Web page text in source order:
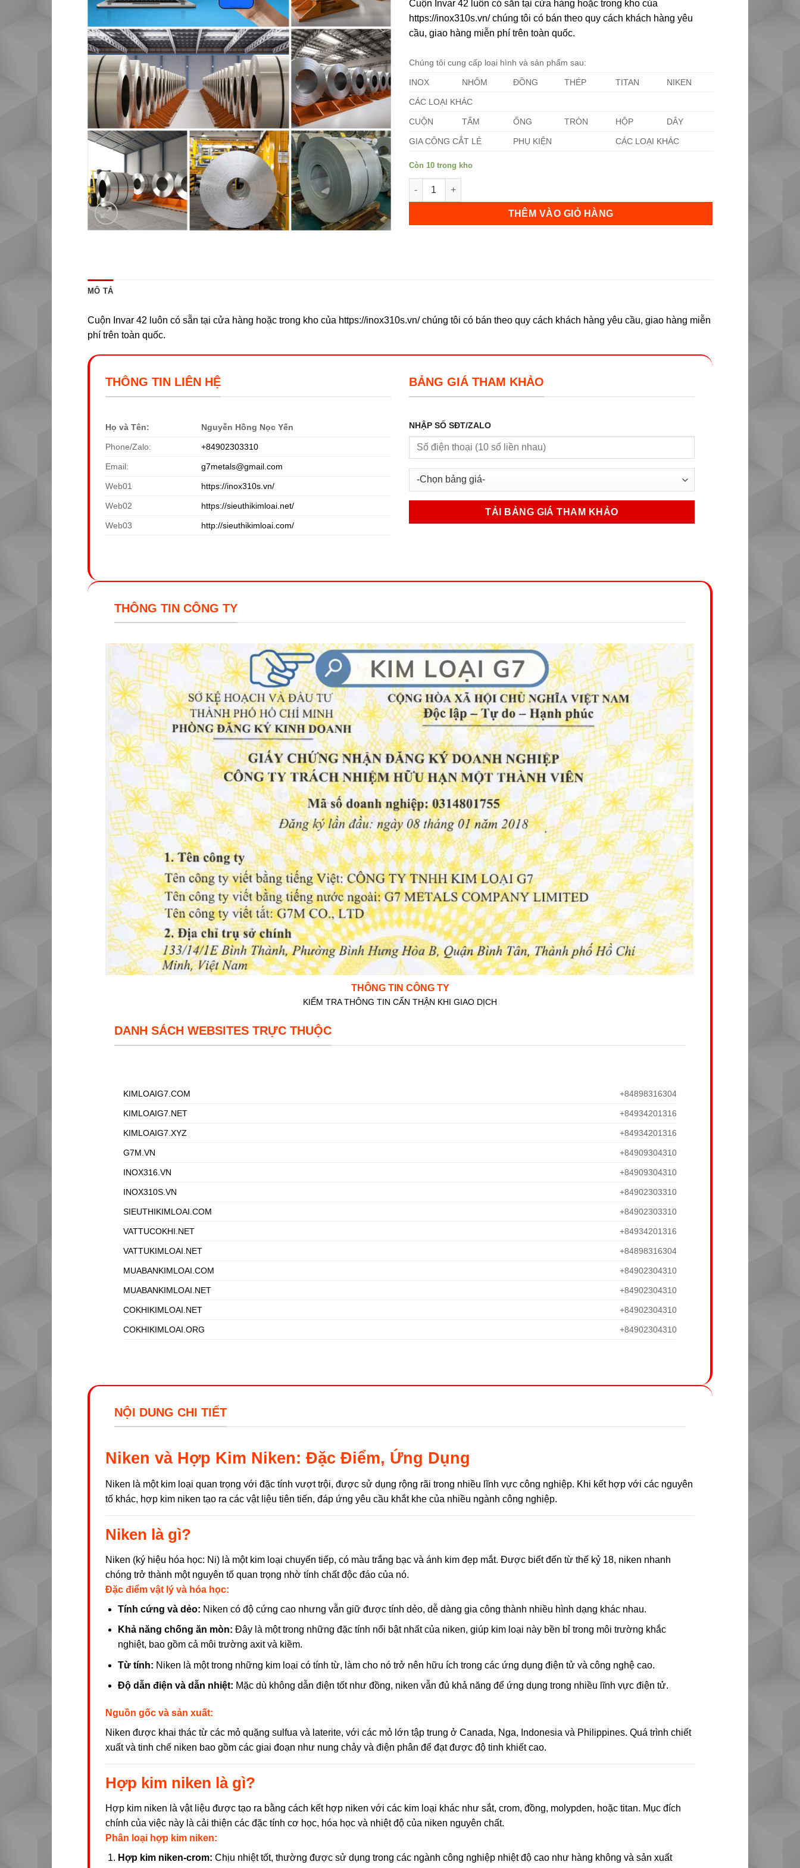
Cuộn Invar 42 luôn có sẵn tại cửa hàng hoặc trong kho của
https://inox310s.vn/ chúng tôi có bán theo quy cách khách hàng yêu
cầu, giao hàng miễn phí trên toàn quốc.
Chúng tôi cung cấp loại hình và sản phẩm sau:
INOX NHÔM ĐỒNG THÉP TITAN NIKEN
CÁC LOẠI KHÁC
CUỘN TẤM ỐNG TRÒN HỘP DÂY
GIA CÔNG CẮT LẺ PHỤ KIỆN CÁC LOẠI KHÁC
Còn 10 trong kho
Cuộn Invar 42 số lượng
THÊM VÀO GIỎ HÀNG
MÔ TẢ
Cuộn Invar 42 luôn có sẵn tại cửa hàng hoặc trong kho của https://inox310s.vn/ chúng tôi có bán theo quy cách khách hàng yêu cầu, giao hàng miễn
phí trên toàn quốc.
THÔNG TIN LIÊN HỆ
Họ và Tên: Nguyễn Hồng Nọc Yến
Phone/Zalo: +84902303310
Email: g7metals@gmail.com
Web01 https://inox310s.vn/
Web02 https://sieuthikimloai.net/
Web03 http://sieuthikimloai.com/
BẢNG GIÁ THAM KHẢO
NHẬP SỐ SĐT/ZALO
THÔNG TIN CÔNG TY
THÔNG TIN CÔNG TY
KIỂM TRA THÔNG TIN CẨN THẬN KHI GIAO DỊCH
DANH SÁCH WEBSITES TRỰC THUỘC
KIMLOAIG7.COM +84898316304
KIMLOAIG7.NET +84934201316
KIMLOAIG7.XYZ +84934201316
G7M.VN +84909304310
INOX316.VN +84909304310
INOX310S.VN +84902303310
SIEUTHIKIMLOAI.COM +84902303310
VATTUCOKHI.NET +84934201316
VATTUKIMLOAI.NET +84898316304
MUABANKIMLOAI.COM +84902304310
MUABANKIMLOAI.NET +84902304310
COKHIKIMLOAI.NET +84902304310
COKHIKIMLOAI.ORG +84902304310
NỘI DUNG CHI TIẾT
Niken và Hợp Kim Niken: Đặc Điểm, Ứng Dụng
Niken là một kim loại quan trọng với đặc tính vượt trội, được sử dụng rộng rãi trong nhiều lĩnh vực công nghiệp. Khi kết hợp với các nguyên
tố khác, hợp kim niken tạo ra các vật liệu tiên tiến, đáp ứng yêu cầu khắt khe của nhiều ngành công nghiệp.
Niken là gì?
Niken (ký hiệu hóa học: Ni) là một kim loại chuyển tiếp, có màu trắng bạc và ánh kim đẹp mắt. Được biết đến từ thế kỷ 18, niken nhanh
chóng trở thành một nguyên tố quan trọng nhờ tính chất độc đáo của nó.
Đặc điểm vật lý và hóa học:
Tính cứng và dẻo: Niken có độ cứng cao nhưng vẫn giữ được tính dẻo, dễ dàng gia công thành nhiều hình dạng khác nhau.
Khả năng chống ăn mòn: Đây là một trong những đặc tính nổi bật nhất của niken, giúp kim loại này bền bỉ trong môi trường khắc
nghiệt, bao gồm cả môi trường axit và kiềm.
Từ tính: Niken là một trong những kim loại có tính từ, làm cho nó trở nên hữu ích trong các ứng dụng điện tử và công nghệ cao.
Độ dẫn điện và dẫn nhiệt: Mặc dù không dẫn điện tốt như đồng, niken vẫn đủ khả năng để ứng dụng trong nhiều lĩnh vực điện tử.
Nguồn gốc và sản xuất:
Niken được khai thác từ các mỏ quặng sulfua và laterite, với các mỏ lớn tập trung ở Canada, Nga, Indonesia và Philippines. Quá trình chiết
xuất và tinh chế niken bao gồm các giai đoạn như nung chảy và điện phân để đạt được độ tinh khiết cao.
Hợp kim niken là gì?
Hợp kim niken là vật liệu được tạo ra bằng cách kết hợp niken với các kim loại khác như sắt, crom, đồng, molypden, hoặc titan. Mục đích
chính của việc này là cải thiện các đặc tính cơ học, hóa học và nhiệt độ của niken nguyên chất.
Phân loại hợp kim niken:
Hợp kim niken-crom: Chịu nhiệt tốt, thường được sử dụng trong các ngành công nghiệp nhiệt độ cao như hàng không và sản xuất
Không hiển thị lại nữa!